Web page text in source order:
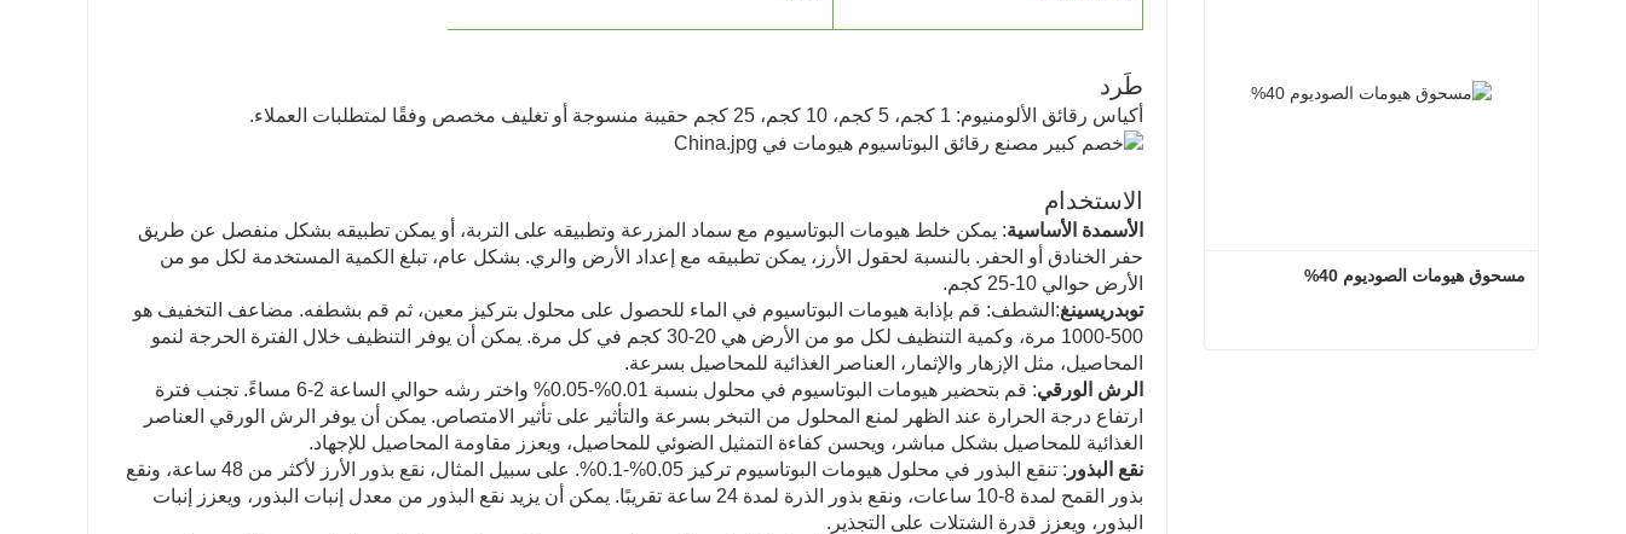
طَرد
أكياس رقائق الألومنيوم: 1 كجم، 5 كجم، 10 كجم، 25 كجم حقيبة منسوجة أو تغليف مخصص وفقًا لمتطلبات العملاء.
الاستخدام
‌الأسمدة الأساسية‌: يمكن خلط هيومات البوتاسيوم مع سماد المزرعة وتطبيقه على التربة، أو يمكن تطبيقه بشكل منفصل عن طريق
حفر الخنادق أو الحفر. بالنسبة لحقول الأرز، يمكن تطبيقه مع إعداد الأرض والري. بشكل عام، تبلغ الكمية المستخدمة لكل مو من
الأرض حوالي 10-25 كجم‌.
‌توبدريسينغ‌:‌الشطف‌: قم بإذابة هيومات البوتاسيوم في الماء للحصول على محلول بتركيز معين، ثم قم بشطفه. مضاعف التخفيف هو
500-1000 مرة، وكمية التنظيف لكل مو من الأرض هي 20-30 كجم في كل مرة. يمكن أن يوفر التنظيف خلال الفترة الحرجة لنمو
المحاصيل، مثل الإزهار والإثمار، العناصر الغذائية للمحاصيل‌ بسرعة.
‌الرش الورقي
‌: قم بتحضير هيومات البوتاسيوم في محلول بنسبة 0.01%-0.05% واختر رشه حوالي الساعة 2-6 مساءً. تجنب فترة
ارتفاع درجة الحرارة عند الظهر لمنع المحلول من التبخر بسرعة والتأثير على تأثير الامتصاص. يمكن أن يوفر الرش الورقي العناصر
الغذائية للمحاصيل بشكل مباشر، ويحسن كفاءة التمثيل الضوئي للمحاصيل، ويعزز مقاومة المحاصيل للإجهاد‌.
‌نقع البذور
‌: تنقع البذور في محلول هيومات البوتاسيوم تركيز 0.05%-0.1%. على سبيل المثال، نقع بذور الأرز لأكثر من 48 ساعة، ونقع
بذور القمح لمدة 8-10 ساعات، ونقع بذور الذرة لمدة 24 ساعة تقريبًا. يمكن أن يزيد نقع البذور من معدل إنبات البذور، ويعزز إنبات
البذور، ويعزز قدرة الشتلات على التجذير.
مسحوق هيومات الصوديوم 40%